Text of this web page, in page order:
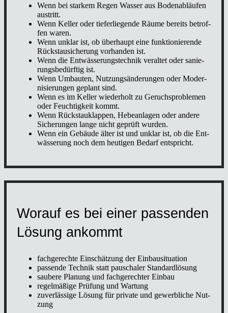
Wenn bei star­kem Regen Was­ser aus Boden­ab­läu­fen
aus­tritt.
Wenn Kel­ler oder tie­fer­lie­gen­de Räu­me bereits betrof­
fen waren.
Wenn unklar ist, ob über­haupt eine funk­tio­nie­ren­de
Rück­stau­si­che­rung vor­han­den ist.
Wenn die Ent­wäs­se­rungs­tech­nik ver­al­tet oder sanie­
rungs­be­dürf­tig ist.
Wenn Umbau­ten, Nut­zungs­än­de­run­gen oder Moder­
ni­sie­run­gen geplant sind.
Wenn es im Kel­ler wie­der­holt zu Geruchs­pro­ble­men
oder Feuch­tig­keit kommt.
Wenn Rück­stau­klap­pen, Hebe­an­la­gen oder ande­re
Siche­run­gen lan­ge nicht geprüft wur­den.
Wenn ein Gebäu­de älter ist und unklar ist, ob die Ent­
wäs­se­rung noch dem heu­ti­gen Bedarf ent­spricht.
Wor­auf es bei einer pas­sen­den
Lösung ankommt
fach­ge­rech­te Ein­schät­zung der Ein­bau­si­tua­ti­on
pas­sen­de Tech­nik statt pau­scha­ler Stan­dard­lö­sung
sau­be­re Pla­nung und fach­ge­rech­ter Ein­bau
regel­mä­ßi­ge Prü­fung und War­tung
zuver­läs­si­ge Lösung für pri­va­te und gewerb­li­che Nut­
zung